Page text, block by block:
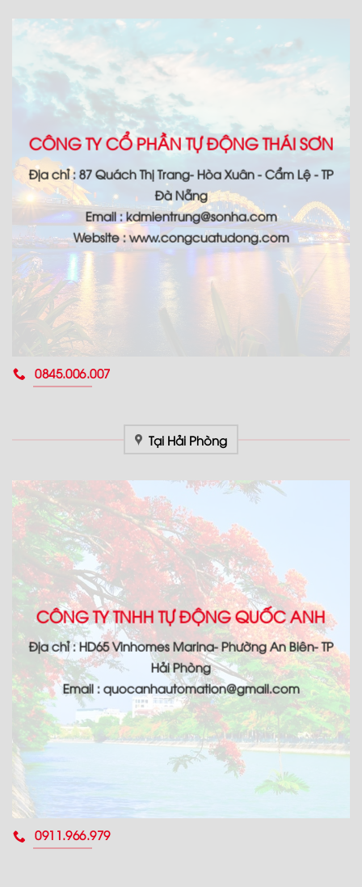
CÔNG TY CỔ PHẦN TỰ ĐỘNG THÁI SƠN
Địa chỉ : 87 Quách Thị Trang- Hòa Xuân - Cẩm Lệ - TP
Đà Nẵng
Email : kdmientrung@sonha.com
Website : www.congcuatudong.com
0845.006.007
Tại Hải Phòng
CÔNG TY TNHH TỰ ĐỘNG QUỐC ANH
Địa chỉ : HD65 Vinhomes Marina- Phường An Biên- TP
Hải Phòng
Email : quocanhautomation@gmail.com
0911.966.979